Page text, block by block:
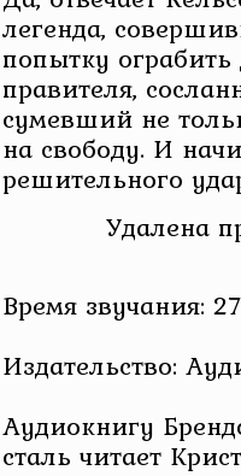
легенда,
попытку
правителя,
сумевший не
на свободу. И
решительного
Удалена
Время звучания:
Издательство:
Аудиокнигу
сталь читает